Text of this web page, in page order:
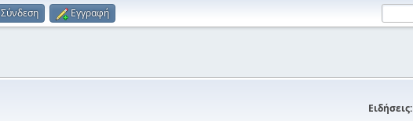
Σύνδεση Εγγραφή
Ειδήσεις: